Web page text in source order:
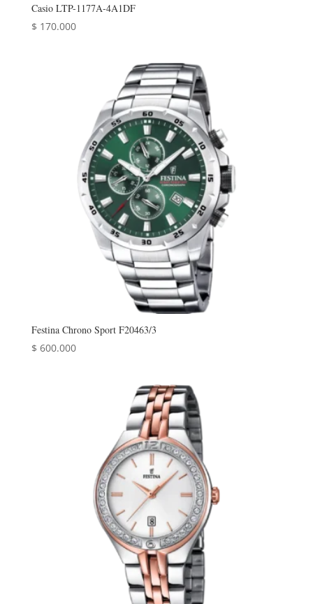
Casio LTP-1177A-4A1DF
$ 170.000
Festina Chrono Sport F20463/3
$ 600.000